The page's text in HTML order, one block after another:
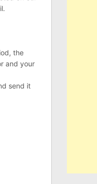
the
and your
send it